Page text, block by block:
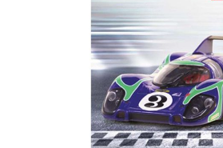
immagini